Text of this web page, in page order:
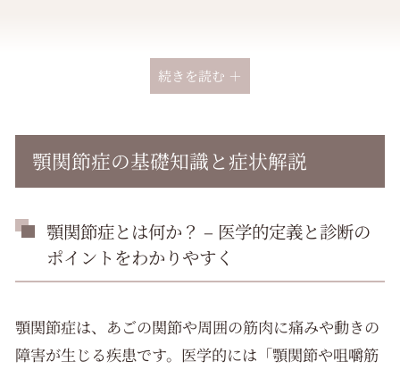
続きを読む ＋
顎関節症の基礎知識と症状解説
顎関節症とは何か？ – 医学的定義と診断の
ポイントをわかりやすく
顎関節症は、あごの関節や周囲の筋肉に痛みや動きの
障害が生じる疾患です。医学的には「顎関節や咀嚼筋